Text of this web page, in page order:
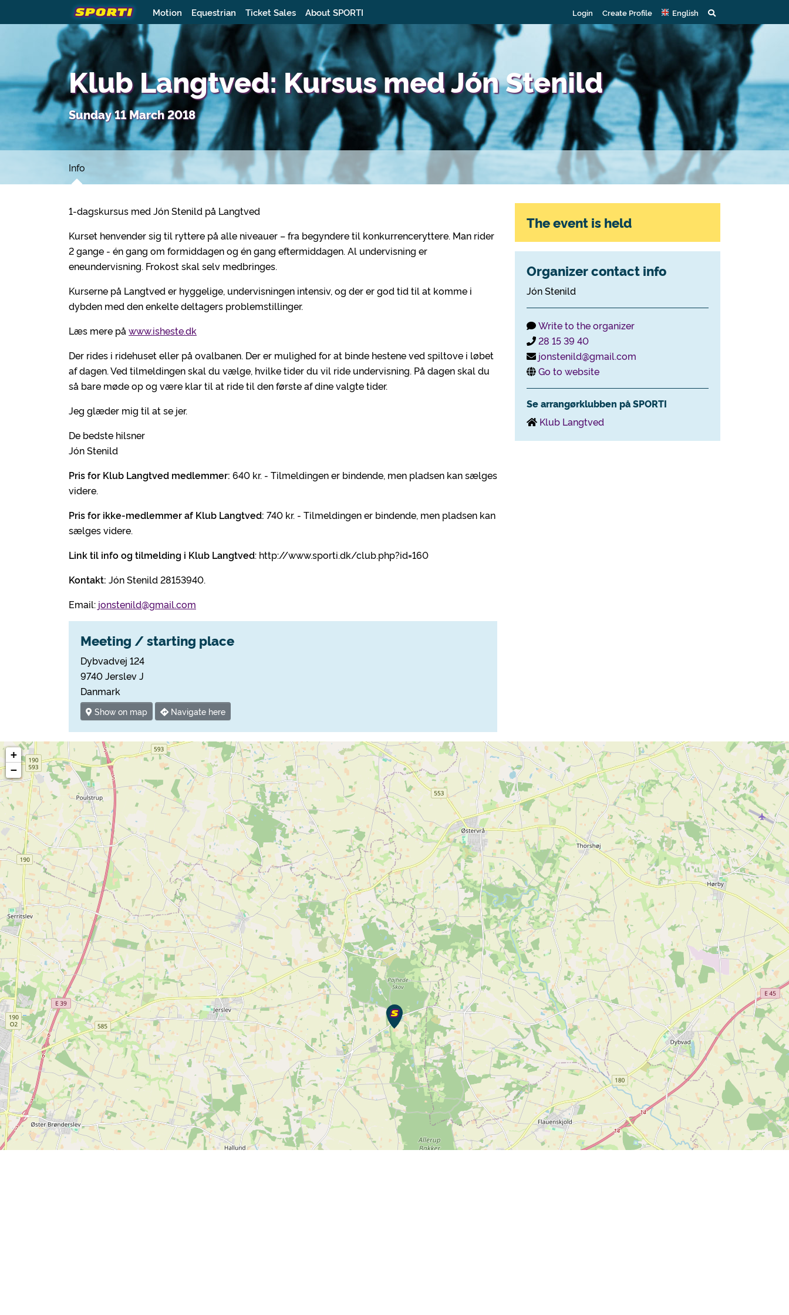
Motion Equestrian Ticket Sales About SPORTI Login Create Profile English
Klub Langtved: Kursus med Jón Stenild
Sunday 11 March 2018
Info
1-dagskursus med Jón Stenild på Langtved
Kurset henvender sig til ryttere på alle niveauer – fra begyndere til konkurrenceryttere. Man rider
2 gange - én gang om formiddagen og én gang eftermiddagen. Al undervisning er
eneundervisning. Frokost skal selv medbringes.
Kurserne på Langtved er hyggelige, undervisningen intensiv, og der er god tid til at komme i
dybden med den enkelte deltagers problemstillinger.
Læs mere på www.isheste.dk
Der rides i ridehuset eller på ovalbanen. Der er mulighed for at binde hestene ved spiltove i løbet
af dagen. Ved tilmeldingen skal du vælge, hvilke tider du vil ride undervisning. På dagen skal du
så bare møde op og være klar til at ride til den første af dine valgte tider.
Jeg glæder mig til at se jer.
De bedste hilsner
Jón Stenild
Pris for Klub Langtved medlemmer: 640 kr. - Tilmeldingen er bindende, men pladsen kan sælges
videre.
Pris for ikke-medlemmer af Klub Langtved: 740 kr. - Tilmeldingen er bindende, men pladsen kan
sælges videre.
Link til info og tilmelding i Klub Langtved: http://www.sporti.dk/club.php?id=160
Kontakt: Jón Stenild 28153940.
Email: jonstenild@gmail.com
Meeting / starting place
Dybvadvej 124
9740 Jerslev J
Danmark
Show on map Navigate here
The event is held
Organizer contact info
Jón Stenild
Write to the organizer
28 15 39 40
jonstenild@gmail.com
Go to website
Se arrangørklubben på SPORTI
Klub Langtved
+
−